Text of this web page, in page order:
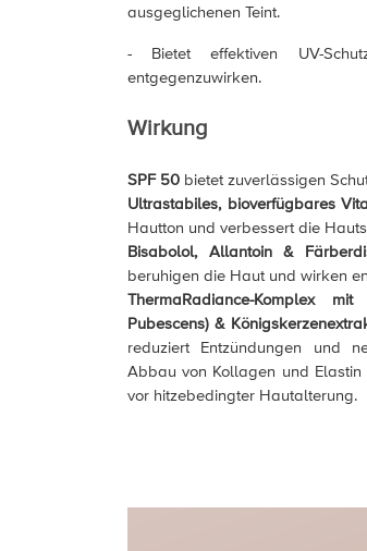
ausgeglichenen Teint.
- Bietet effektiven UV-
entgegenzuwirken.
Wirkung
SPF 50 bietet zuverlässigen
Ultrastabiles, bioverfügbares
Hautton und verbessert die
Bisabolol, Allantoin &
beruhigen die Haut und wirken
ThermaRadiance-Komplex
Pubescens) &
reduziert Entzündungen und
Abbau von Kollagen und
vor hitzebedingter Hautalterung.